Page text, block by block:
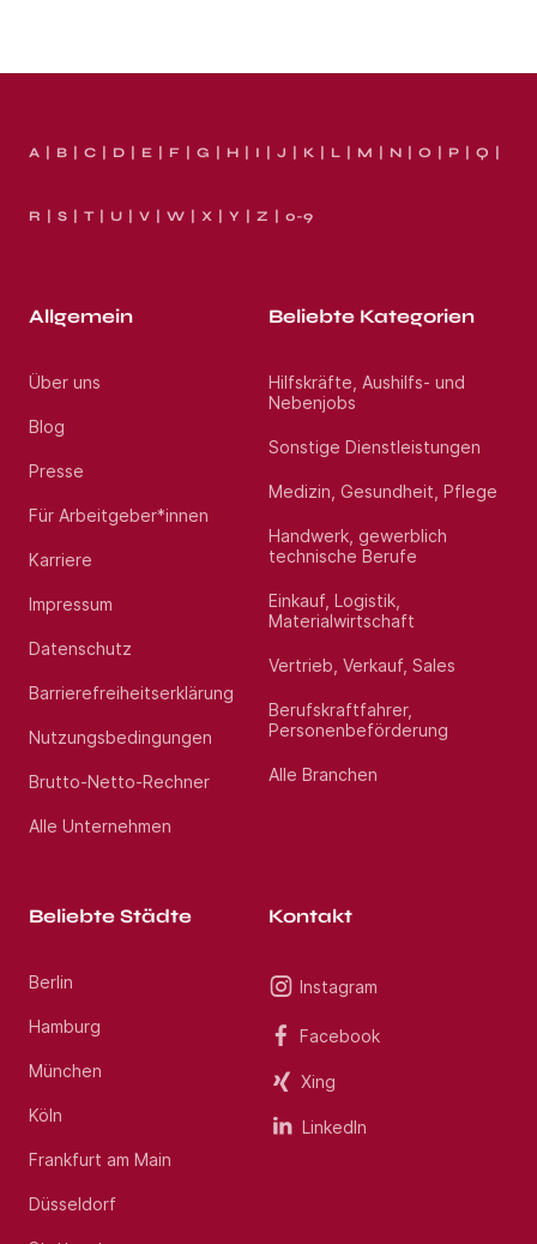
A B C D E F G H I J K L M N O P Q
R S T U V W X Y Z 0-9
Allgemein
Über uns
Blog
Presse
Für Arbeitgeber*innen
Karriere
Impressum
Datenschutz
Barrierefreiheitserklärung
Nutzungsbedingungen
Brutto-Netto-Rechner
Alle Unternehmen
Beliebte Kategorien
Hilfskräfte, Aushilfs- und
Nebenjobs
Sonstige Dienstleistungen
Medizin, Gesundheit, Pflege
Handwerk, gewerblich
technische Berufe
Einkauf, Logistik,
Materialwirtschaft
Vertrieb, Verkauf, Sales
Berufskraftfahrer,
Personenbeförderung
Alle Branchen
Beliebte Städte
Berlin
Hamburg
München
Köln
Frankfurt am Main
Düsseldorf
Kontakt
Instagram
Facebook
Xing
LinkedIn